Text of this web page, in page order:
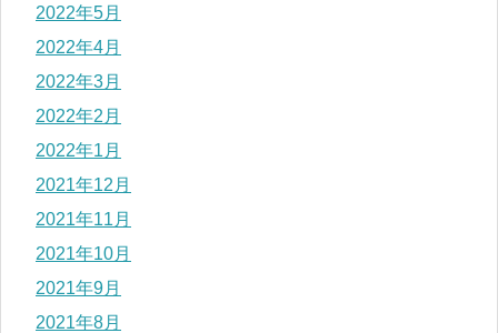
2022年5月
2022年4月
2022年3月
2022年2月
2022年1月
2021年12月
2021年11月
2021年10月
2021年9月
2021年8月